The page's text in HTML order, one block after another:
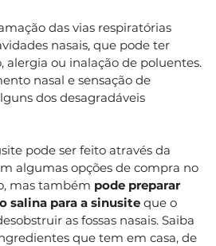
das vias respiratórias
nasais, que pode ter
ou inalação de poluentes.
nasal e sensação de
dos desagradáveis
pode ser feito através da
algumas opções de compra no
mas também pode preparar
salina para a sinusite que o
as fossas nasais. Saiba
que tem em casa, de